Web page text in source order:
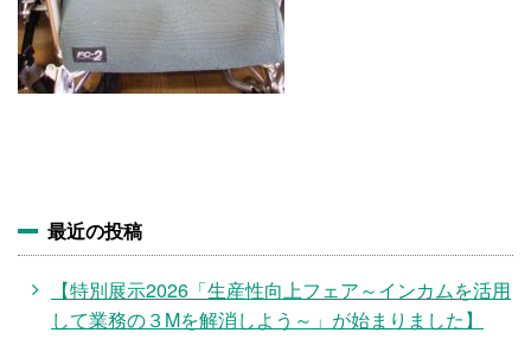
最近の投稿
【特別展示2026「生産性向上フェア～インカムを活用
して業務の３Mを解消しよう～」が始まりました】